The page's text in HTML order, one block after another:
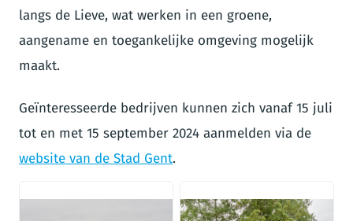
langs de Lieve, wat werken in een groene,
aangename en toegankelijke omgeving mogelijk
maakt.
Geïnteresseerde bedrijven kunnen zich vanaf 15 juli
tot en met 15 september 2024 aanmelden via de
website van de Stad Gent.